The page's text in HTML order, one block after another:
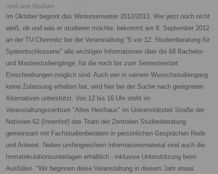
rund ums Studium
Im Oktober beginnt das Wintersemester 2012/2013. Wer jetzt noch nicht
weiß, ob und was er studieren möchte, bekommt am 8. September 2012
an der TU Chemnitz bei der Veranstaltung "5 vor 12: Studienberatung für
Spätentschlossene" alle wichtigen Informationen über die 68 Bachelor-
und Masterstudiengänge, für die noch bis zum Semesterstart
Einschreibungen möglich sind. Auch wer in seinem Wunschstudiengang
keine Zulassung erhalten hat, wird hier bei der Suche nach geeigneten
Alternativen unterstützt. Von 12 bis 16 Uhr steht im
Veranstaltungszentrum "Altes Heizhaus" im Universitätsteil Straße der
Nationen 62 (Innenhof) das Team der Zentralen Studienberatung
gemeinsam mit Fachstudienberatern in persönlichen Gesprächen Rede
und Antwort. Neben umfangreichem Informationsmaterial sind auch die
Immatrikulationsunterlagen erhältlich - inklusive Unterstützung beim
Ausfüllen. "Wir beginnen diese Veranstaltung in diesem Jahr etwas